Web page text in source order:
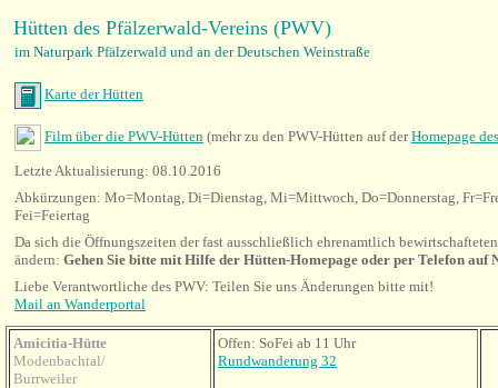
Hütten des Pfälzerwald-Vereins (PWV)
im Naturpark Pfälzerwald und an der Deutschen Weinstraße
Karte der Hütten
Film über die PWV-Hütten (mehr zu den PWV-Hütten auf derHomepage
Letzte Aktualisierung: 08.10.2016
Abkürzungen: Mo=Montag, Di=Dienstag, Mi=Mittwoch, Do=Donnerstag,
Fei=Feiertag
Da sich die Öffnungszeiten der fast ausschließlich ehrenamtlich
ändern: Gehen Sie bitte mit Hilfe der Hütten-Homepage oder per Telefon auf
Liebe Verantwortliche des PWV: Teilen Sie uns Änderungen bitte mit!
Mail an Wanderportal
Amicitia-Hütte
Modenbachtal/
Burrweiler
Offen: SoFei ab 11 Uhr
Rundwanderung 32